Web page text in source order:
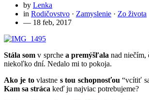
by Lenka
in Rodičovstvo · Zamyslenie · Zo života
— 18 feb, 2017
Stála som v sprche a premýšľala nad niečím,
niekoľko dní. Nedalo mi to pokoja.
Ako je tovlastne s tou schopnosťou “vcítiť
Kam sa stráca keď ju najviac potrebujeme?